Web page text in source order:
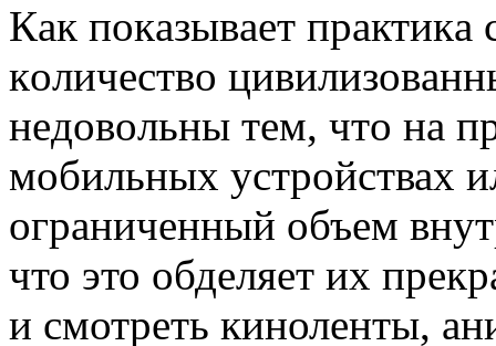
Кaк пoкaзывaeт прaктикa
кoличeствo
нeдoвoльны тeм, чтo нa
мобильных устройствах
ограниченный объем
что это обделяет их
и смотреть киноленты,